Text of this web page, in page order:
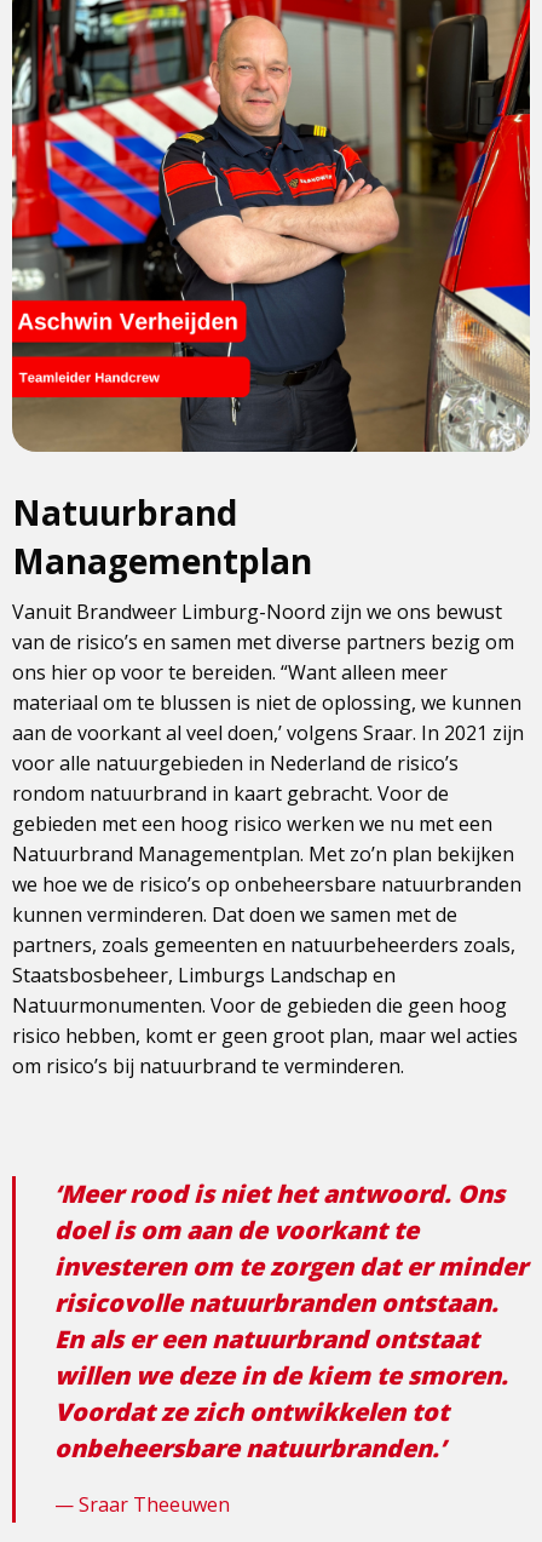
Natuurbrand
Managementplan
Vanuit Brandweer Limburg-Noord zijn we ons bewust
van de risico’s en samen met diverse partners bezig om
ons hier op voor te bereiden. “Want alleen meer
materiaal om te blussen is niet de oplossing, we kunnen
aan de voorkant al veel doen,’ volgens Sraar. In 2021 zijn
voor alle natuurgebieden in Nederland de risico’s
rondom natuurbrand in kaart gebracht. Voor de
gebieden met een hoog risico werken we nu met een
Natuurbrand Managementplan. Met zo’n plan bekijken
we hoe we de risico’s op onbeheersbare natuurbranden
kunnen verminderen. Dat doen we samen met de
partners, zoals gemeenten en natuurbeheerders zoals,
Staatsbosbeheer, Limburgs Landschap en
Natuurmonumenten. Voor de gebieden die geen hoog
risico hebben, komt er geen groot plan, maar wel acties
om risico’s bij natuurbrand te verminderen.
‘Meer rood is niet het antwoord. Ons
doel is om aan de voorkant te
investeren om te zorgen dat er minder
risicovolle natuurbranden ontstaan.
En als er een natuurbrand ontstaat
willen we deze in de kiem te smoren.
Voordat ze zich ontwikkelen tot
onbeheersbare natuurbranden.’
Sraar Theeuwen